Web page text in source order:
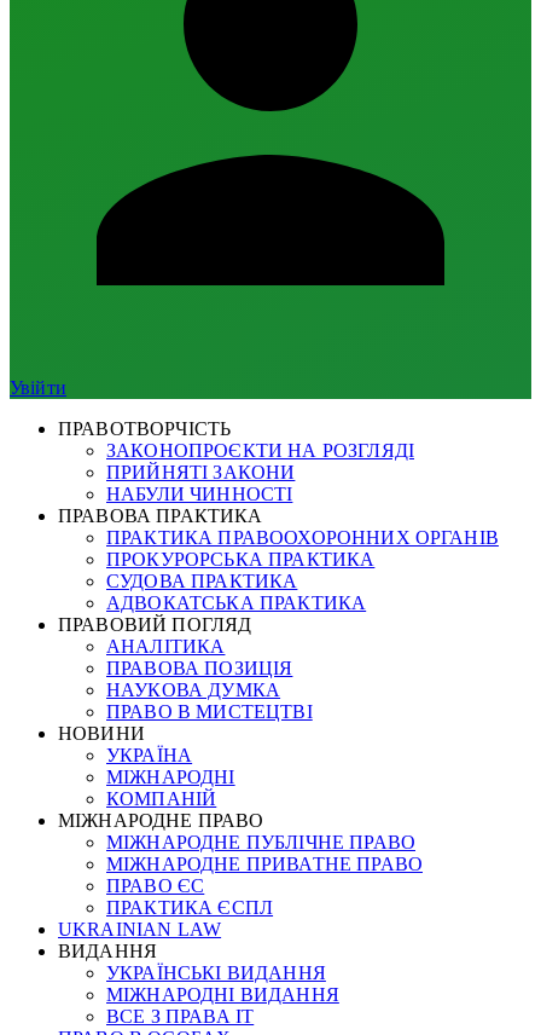
Увійти
ПРАВОТВОРЧІСТЬ
ЗАКОНОПРОЄКТИ НА РОЗГЛЯДІ
ПРИЙНЯТІ ЗАКОНИ
НАБУЛИ ЧИННОСТІ
ПРАВОВА ПРАКТИКА
ПРАКТИКА ПРАВООХОРОННИХ ОРГАНІВ
ПРОКУРОРСЬКА ПРАКТИКА
СУДОВА ПРАКТИКА
АДВОКАТСЬКА ПРАКТИКА
ПРАВОВИЙ ПОГЛЯД
АНАЛІТИКА
ПРАВОВА ПОЗИЦІЯ
НАУКОВА ДУМКА
ПРАВО В МИСТЕЦТВІ
НОВИНИ
УКРАЇНА
МІЖНАРОДНІ
КОМПАНІЙ
МІЖНАРОДНЕ ПРАВО
МІЖНАРОДНЕ ПУБЛІЧНЕ ПРАВО
МІЖНАРОДНЕ ПРИВАТНЕ ПРАВО
ПРАВО ЄС
ПРАКТИКА ЄСПЛ
UKRAINIAN LAW
ВИДАННЯ
УКРАЇНСЬКІ ВИДАННЯ
МІЖНАРОДНІ ВИДАННЯ
ВСЕ З ПРАВА ІТ